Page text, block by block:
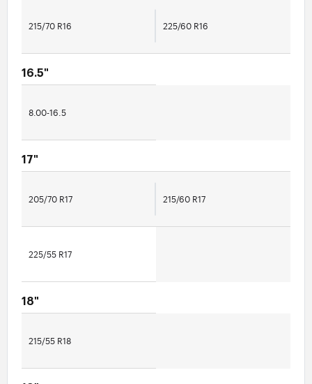
215/70 R16 225/60 R16
16.5"
8.00-16.5
17"
205/70 R17 215/60 R17
225/55 R17
18"
215/55 R18